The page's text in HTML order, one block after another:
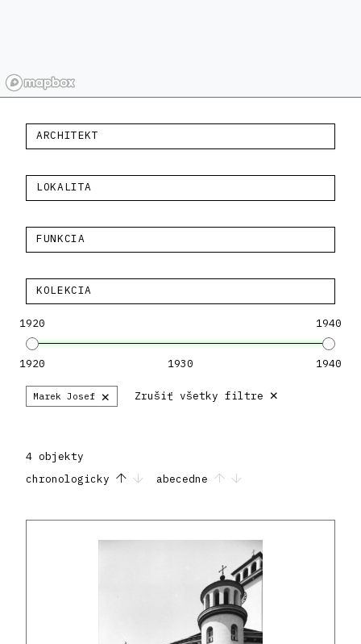
ARCHITEKT
LOKALITA
FUNKCIA
KOLEKCIA
1920 1940
1920 1930 1940
Marek Josef × Zrušiť všetky filtre ×
4 objekty
chronologicky
abecedne